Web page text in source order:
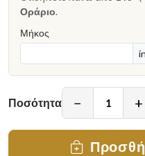
Οράριο.
Μήκος
in
Ποσότητα − +